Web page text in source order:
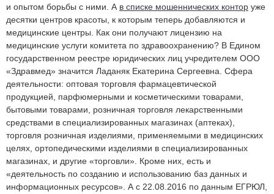
и опытом борьбы с ними. А в списке мошеннических контор уже
десятки центров красоты, к которым теперь добавляются и
медицинские центры. Как они получают лицензию на
медицинские услуги комитета по здравоохранению? В Едином
государственном реестре юридических лиц учредителем ООО
«Здравмед» значится Ладаняк Екатерина Сергеевна. Сфера
деятельности: оптовая торговля фармацевтической
продукцией, парфюмерными и косметическими товарами,
бытовыми товарами, розничная торговля лекарственными
средствами в специализированных магазинах (аптеках),
торговля розничная изделиями, применяемыми в медицинских
целях, ортопедическими изделиями в специализированных
магазинах, и другие «торговли». Кроме них, есть и
«деятельность по созданию и использованию баз данных и
информационных ресурсов». А с 22.08.2016 по данным ЕГРЮЛ,